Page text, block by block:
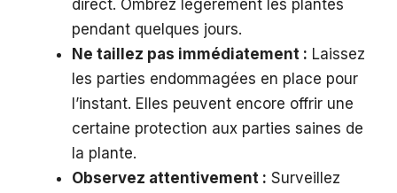
direct. Ombrez légèrement les plantes
pendant quelques jours.
Ne taillez pas immédiatement : Laissez
les parties endommagées en place pour
l’instant. Elles peuvent encore offrir une
certaine protection aux parties saines de
la plante.
Observez attentivement : Surveillez